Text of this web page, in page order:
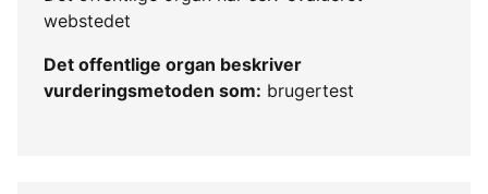
webstedet
Det offentlige organ beskriver
vurderingsmetoden som: brugertest